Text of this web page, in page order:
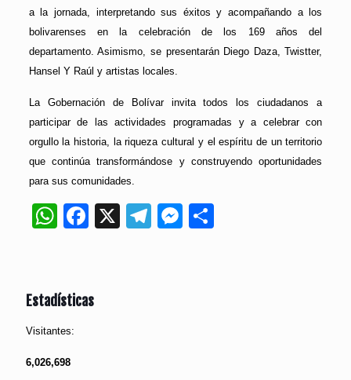
a la jornada, interpretando sus éxitos y acompañando a los
bolivarenses en la celebración de los 169 años del
departamento. Asimismo, se presentarán Diego Daza, Twistter,
Hansel Y Raúl y artistas locales.
La Gobernación de Bolívar invita todos los ciudadanos a
participar de las actividades programadas y a celebrar con
orgullo la historia, la riqueza cultural y el espíritu de un territorio
que continúa transformándose y construyendo oportunidades
para sus comunidades.
WhatsApp
Facebook
X Telegram
Messenger
Estadísticas
Visitantes:
6,026,698